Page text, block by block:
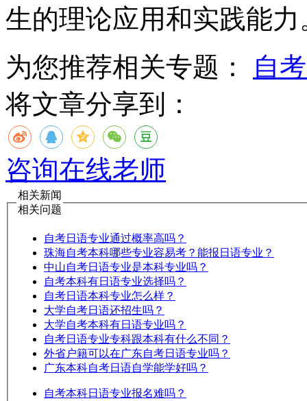
生的理论应用和实践能力
为您推荐相关专题：
自
将文章分享到：
咨询在线老师
相关新闻
相关问题
自考日语专业通过概率高吗？
珠海自考本科哪些专业容易考？能报日语专业？
中山自考日语专业是本科专业吗？
自考本科有日语专业选择吗？
自考日语本科专业怎么样？
大学自考日语还招生吗？
大学自考本科有日语专业吗？
自考日语专业专科跟本科有什么不同？
外省户籍可以在广东自考日语专业吗？
广东本科自考日语自学能学好吗？
自考本科日语专业报名难吗？